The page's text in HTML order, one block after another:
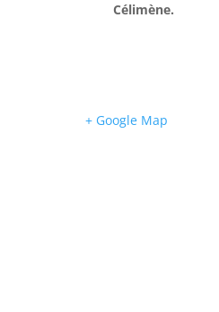
Célimène.
+ Google Map